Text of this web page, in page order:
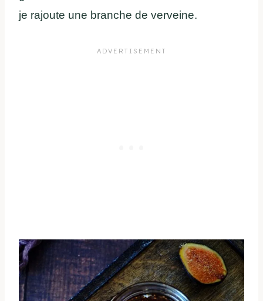
je rajoute une branche de verveine.